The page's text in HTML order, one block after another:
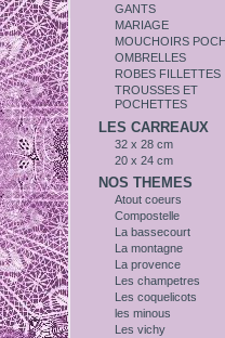
GANTS
MARIAGE
MOUCHOIRS
OMBRELLES
ROBES FILLETTES
TROUSSES ET
POCHETTES
LES CARREAUX
32 x 28 cm
20 x 24 cm
NOS THEMES
Atout coeurs
Compostelle
La bassecourt
La montagne
La provence
Les champetres
Les coquelicots
les minous
Les vichy